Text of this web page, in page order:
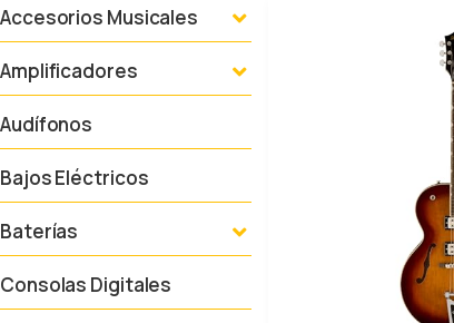
Accesorios Musicales
Amplificadores
Audífonos
Bajos Eléctricos
Baterías
Consolas Digitales